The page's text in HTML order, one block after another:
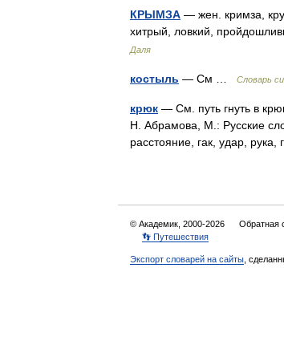
КРЫМЗА — жен. кримза,
хитрый, ловкий,
Даля
костыль — См … Словарь
крюк — См. путь гнуть в
Н. Абрамова, М.: Русские
расстояние, гак, удар,
© Академик, 2000-2026 Обратная
👣 Путешествия
Экспорт словарей на сайты ,